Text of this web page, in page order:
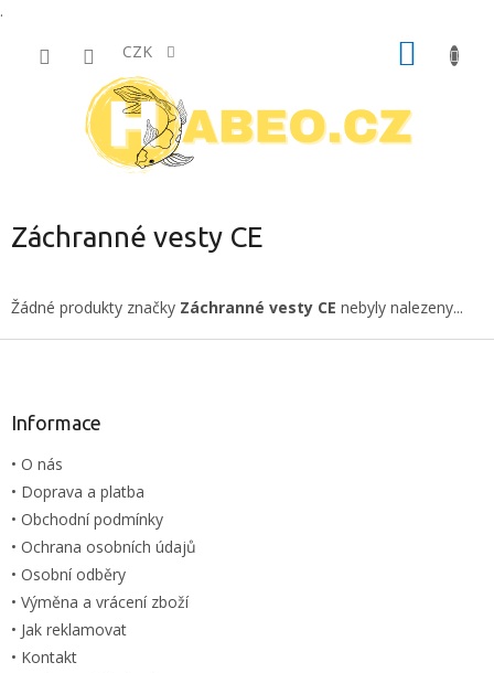
.
CZK
Záchranné vesty CE
Žádné produkty značky Záchranné vesty CE nebyly nalezeny...
Informace
• O nás
• Doprava a platba
• Obchodní podmínky
• Ochrana osobních údajů
• Osobní odběry
• Výměna a vrácení zboží
• Jak reklamovat
• Kontakt